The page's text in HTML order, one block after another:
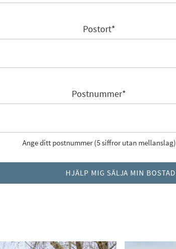
Postort*
Postnummer*
Ange ditt postnummer (5 siffror utan mellanslag)